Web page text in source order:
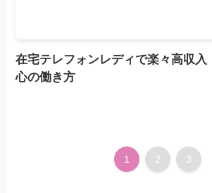
在宅テレフォンレディで楽々高収入
心の働き方
1 2 3